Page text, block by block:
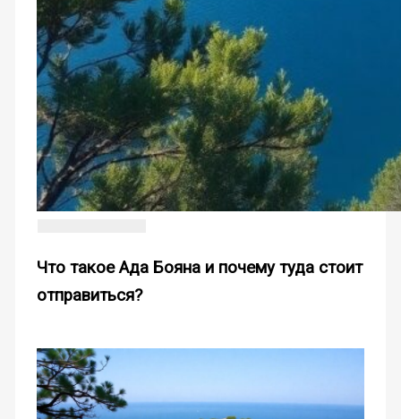
Что такое Ада Бояна и почему туда стоит
отправиться?